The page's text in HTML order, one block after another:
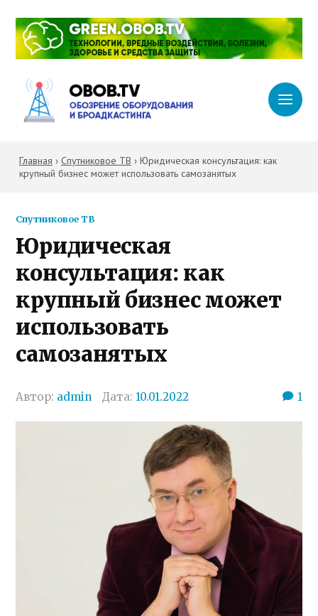
Главная › Спутниковое ТВ › Юридическая консультация: как
крупный бизнес может использовать самозанятых
Спутниковое ТВ
Юридическая
консультация: как
крупный бизнес может
использовать
самозанятых
Автор: admin Дата:10.01.2022 1